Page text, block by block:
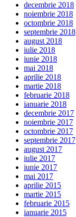
decembrie 2018
noiembrie 2018
octombrie 2018
septembrie 2018
august 2018
iulie 2018
iunie 2018
mai 2018
aprilie 2018
martie 2018
februarie 2018
ianuarie 2018
decembrie 2017
noiembrie 2017
octombrie 2017
septembrie 2017
august 2017
iulie 2017
iunie 2017
mai 2017
aprilie 2015
martie 2015
februarie 2015
ianuarie 2015